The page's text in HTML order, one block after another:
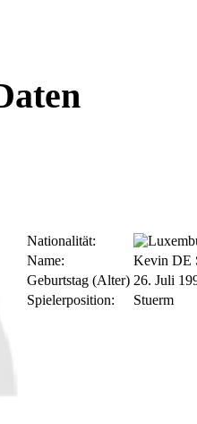
Nationalität:
Name:
Kevin DE
Geburtstag (Alter) 26. Juli
Spielerposition:
Stuerm